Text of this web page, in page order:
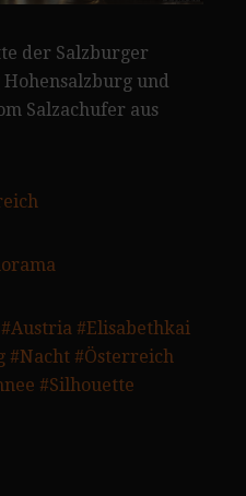
der Salzburger
und
Salzachufer aus
#Austria #Elisabethkai
#Nacht #Österreich
#Silhouette